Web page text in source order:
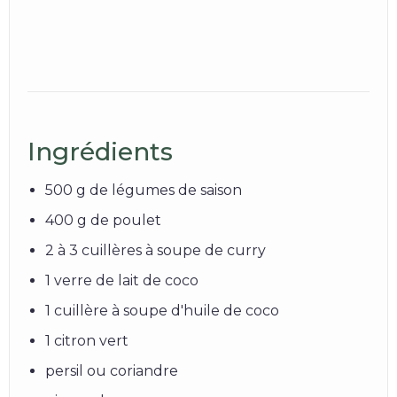
Ingrédients
500 g de légumes de saison
400 g de poulet
2 à 3 cuillères à soupe de curry
1 verre de lait de coco
1 cuillère à soupe d'huile de coco
1 citron vert
persil ou coriandre